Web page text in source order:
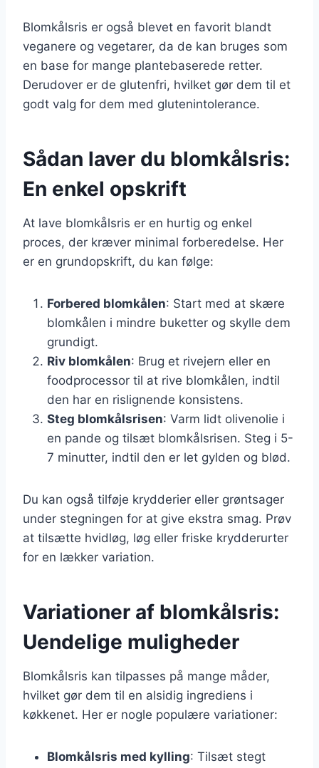
Blomkålsris er også blevet en favorit blandt
veganere og vegetarer, da de kan bruges som
en base for mange plantebaserede retter.
Derudover er de glutenfri, hvilket gør dem til et
godt valg for dem med glutenintolerance.
Sådan laver du blomkålsris:
En enkel opskrift
At lave blomkålsris er en hurtig og enkel
proces, der kræver minimal forberedelse. Her
er en grundopskrift, du kan følge:
Forbered blomkålen: Start med at skære
blomkålen i mindre buketter og skylle dem
grundigt.
Riv blomkålen: Brug et rivejern eller en
foodprocessor til at rive blomkålen, indtil
den har en rislignende konsistens.
Steg blomkålsrisen: Varm lidt olivenolie i
en pande og tilsæt blomkålsrisen. Steg i 5-
7 minutter, indtil den er let gylden og blød.
Du kan også tilføje krydderier eller grøntsager
under stegningen for at give ekstra smag. Prøv
at tilsætte hvidløg, løg eller friske krydderurter
for en lækker variation.
Variationer af blomkålsris:
Uendelige muligheder
Blomkålsris kan tilpasses på mange måder,
hvilket gør dem til en alsidig ingrediens i
køkkenet. Her er nogle populære variationer:
Blomkålsris med kylling: Tilsæt stegt